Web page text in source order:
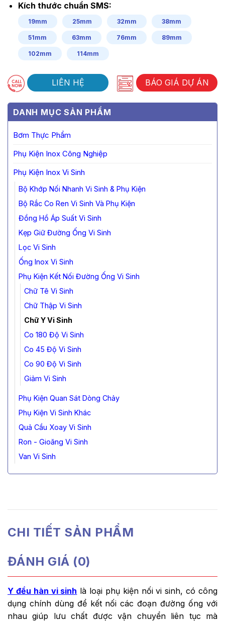
DANH MỤC SẢN PHẨM
Bơm Thực Phẩm
Phụ Kiện Inox Công Nghiệp
Phụ Kiện Inox Vi Sinh
Bộ Khớp Nối Nhanh Vi Sinh & Phụ Kiện
Bộ Rắc Co Ren Vi Sinh Và Phụ Kiện
Đồng Hồ Áp Suất Vi Sinh
Kẹp Giữ Đường Ống Vi Sinh
Lọc Vi Sinh
Ống Inox Vi Sinh
Phụ Kiện Kết Nối Đường Ống Vi Sinh
Chữ Tê Vi Sinh
Chữ Thập Vi Sinh
Chữ Y Vi Sinh
Co 180 Độ Vi Sinh
Co 45 Độ Vi Sinh
Co 90 Độ Vi Sinh
Giảm Vi Sinh
Phụ Kiện Quan Sát Dòng Chảy
Phụ Kiện Vi Sinh Khác
Quả Cầu Xoay Vi Sinh
Ron - Gioăng Vi Sinh
Van Vi Sinh
Kích thước chuẩn SMS:
19mm 25mm 32mm 38mm
51mm 63mm 76mm 89mm
102mm 114mm
LIÊN HỆ BÁO GIÁ DỰ ÁN
CHI TIẾT SẢN PHẨM
ĐÁNH GIÁ (0)
Y đều hàn vi sinh là loại phụ kiện nối vi sinh, có công
dụng chính dùng để kết nối các đoạn đường ống với
nhau giúp lưu chất được vận chuyển liên tục mà